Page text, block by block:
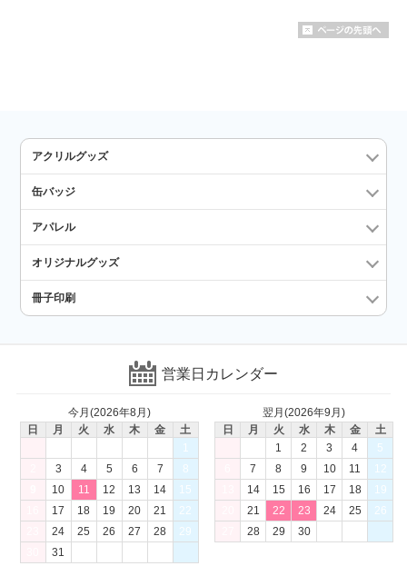
アクリルグッズ
缶バッジ
アパレル
オリジナルグッズ
冊子印刷
営業日カレンダー
今月(2026年8月)
日
月 火 水 木 金
土
1
3 4 5 6 7
8
10 11 12 13 14
15
17 18 19 20 21
22
24 25 26 27 28
29
31
翌月(2026年9月)
日
月 火 水 木 金
土
1
2 3 4
5
7 8 9 10 11
12
14 15 16 17 18
19
21 22 23 24 25
26
28 29 30